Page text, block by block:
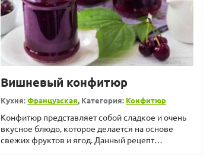
Вишневый конфитюр
Кухня:Французская, Категория: Конфитюр
Конфитюр представляет собой сладкое и очень
вкусное блюдо, которое делается на основе
свежих фруктов и ягод. Данный рецепт